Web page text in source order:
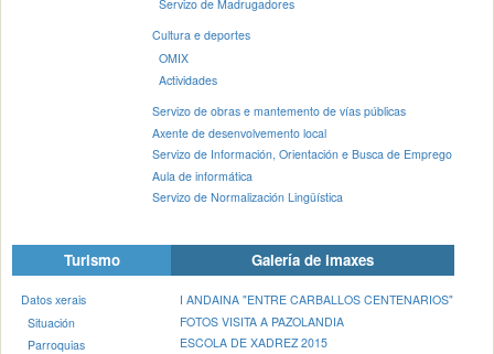
Servizo de Madrugadores
Cultura e deportes
OMIX
Actividades
Servizo de obras e mantemento de vías públicas
Axente de desenvolvemento local
Servizo de Información, Orientación e Busca de Emprego
Aula de informática
Servizo de Normalización Lingüística
Turismo
Datos xerais
Situación
Parroquias
Galería de imaxes
I ANDAINA "ENTRE CARBALLOS CENTENARIOS"
FOTOS VISITA A PAZOLANDIA
ESCOLA DE XADREZ 2015